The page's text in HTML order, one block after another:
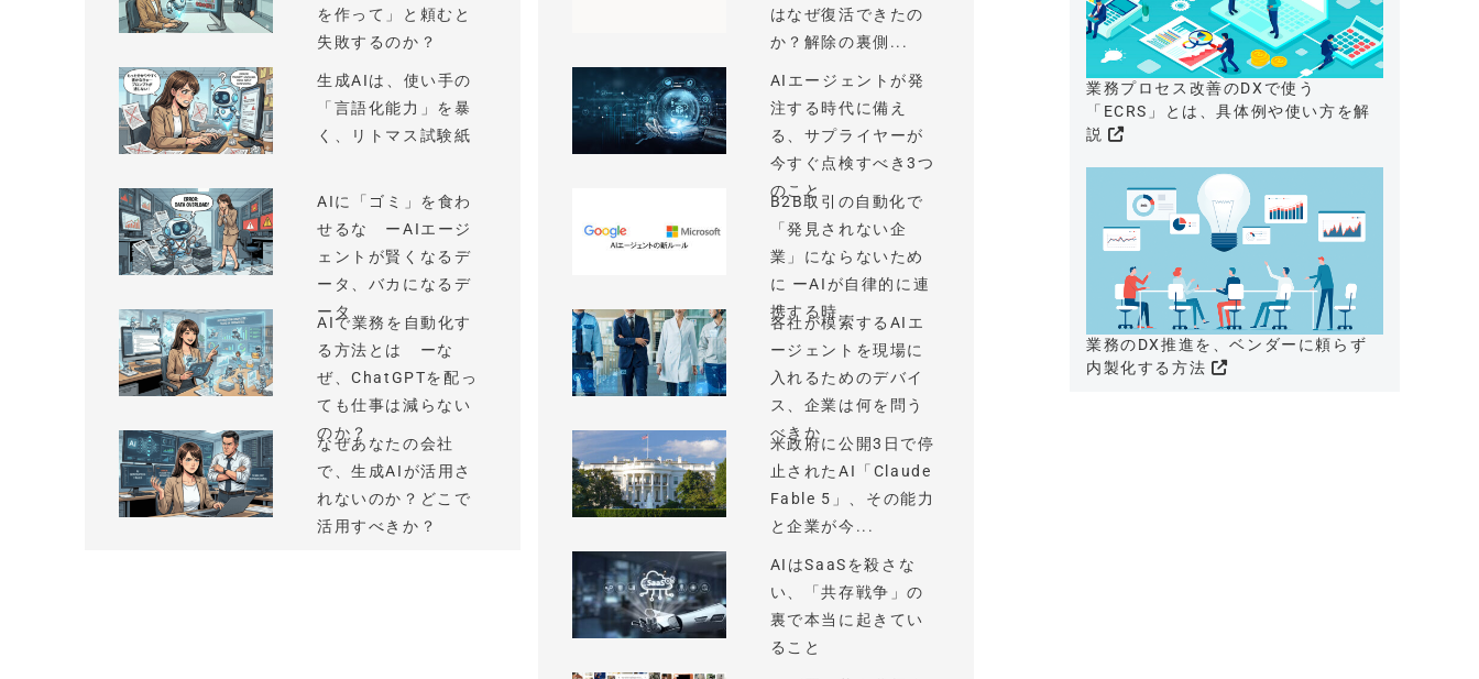
を作って」と頼むと
失敗するのか？
生成AIは、使い手の
「言語化能力」を暴
く、リトマス試験紙
AIに「ゴミ」を食わ
せるな ーAIエージ
ェントが賢くなるデ
ータ、バカになるデ
ータ
AIで業務を自動化す
る方法とは ーな
ぜ、ChatGPTを配っ
ても仕事は減らない
のか？
なぜあなたの会社
で、生成AIが活用さ
れないのか？どこで
活用すべきか？
はなぜ復活できたの
か？解除の裏側...
AIエージェントが発
注する時代に備え
る、サプライヤーが
今すぐ点検すべき3つ
のこと
B2B取引の自動化で
「発見されない企
業」にならないため
に ーAIが自律的に連
携する時...
各社が模索するAIエ
ージェントを現場に
入れるためのデバイ
ス、企業は何を問う
べきか
米政府に公開3日で停
止されたAI「Claude
Fable 5」、その能力
と企業が今...
AIはSaaSを殺さな
い、「共存戦争」の
裏で本当に起きてい
ること
業務プロセス改善のDXで使う
「ECRS」とは、具体例や使い方を解
説
業務のDX推進を、ベンダーに頼らず
内製化する方法